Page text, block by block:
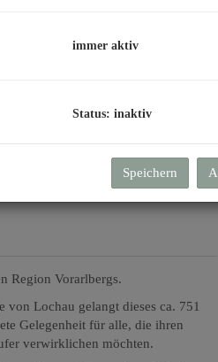
Region Vorarlbergs.
Lochau gelangt dieses ca. 751
Gelegenheit für alle, die ihren
verwirklichen möchten.
immer aktiv
Status: inaktiv
Speichern